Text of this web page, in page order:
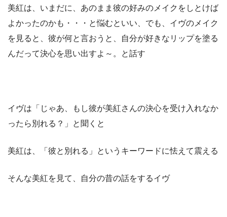
美紅は、いまだに、あのまま彼の好みのメイクをしとけば
よかったのかも・・・と悩むといい、でも、イヴのメイク
を見ると、彼が何と言おうと、自分が好きなリップを塗る
んだって決心を思い出すよ～。と話す
イヴは「じゃあ、もし彼が美紅さんの決心を受け入れなか
ったら別れる？」と聞くと
美紅は、「彼と別れる」というキーワードに怯えて震える
そんな美紅を見て、自分の昔の話をするイヴ